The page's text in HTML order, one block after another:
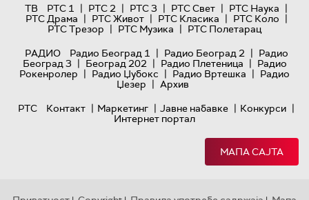
ТВ
РТС 1 | РТС 2 | РТС 3 | РТС Свет | РТС Наука |
РТС Драма | РТС Живот | РТС Класика | РТС Коло |
РТС Трезор | РТС Музика | РТС Полетарац
РАДИО
Радио Београд 1 | Радио Београд 2 | Радио
Београд 3 | Београд 202 | Радио Плетеница | Радио
Рокенролер | Радио Џубокс | Радио Вртешка | Радио
Џезер | Архив
РТС
Контакт | Маркетинг | Јавне набавке | Конкурси |
Интернет портал
МАПА САЈТА